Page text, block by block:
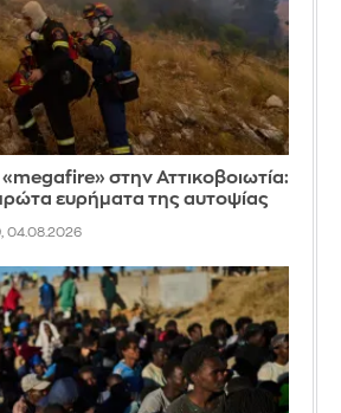
στην Αττικοβοιωτία:
ευρήματα της αυτοψίας
04.08.2026